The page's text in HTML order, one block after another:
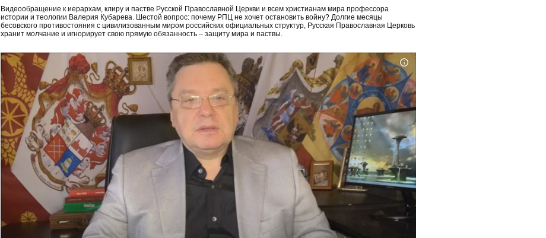
Видеообращение к иерархам, клиру и пастве Русской Православной Церкви и всем христианам мира профессора
истории и теологии Валерия Кубарева. Шестой вопрос: почему РПЦ не хочет остановить войну? Долгие месяцы
бесовского противостояния с цивилизованным миром российских официальных структур, Русская Православная Церковь
хранит молчание и игнорирует свою прямую обязанность – защиту мира и паствы.